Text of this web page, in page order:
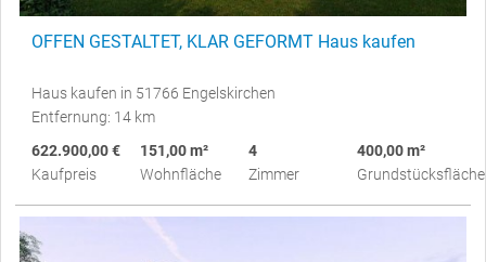
OFFEN GESTALTET, KLAR GEFORMT Haus kaufen
Haus kaufen in 51766 Engelskirchen
Entfernung: 14 km
622.900,00 €
Kaufpreis
151,00 m²
Wohnfläche
4
Zimmer
400,00 m²
Grundstücksfläche